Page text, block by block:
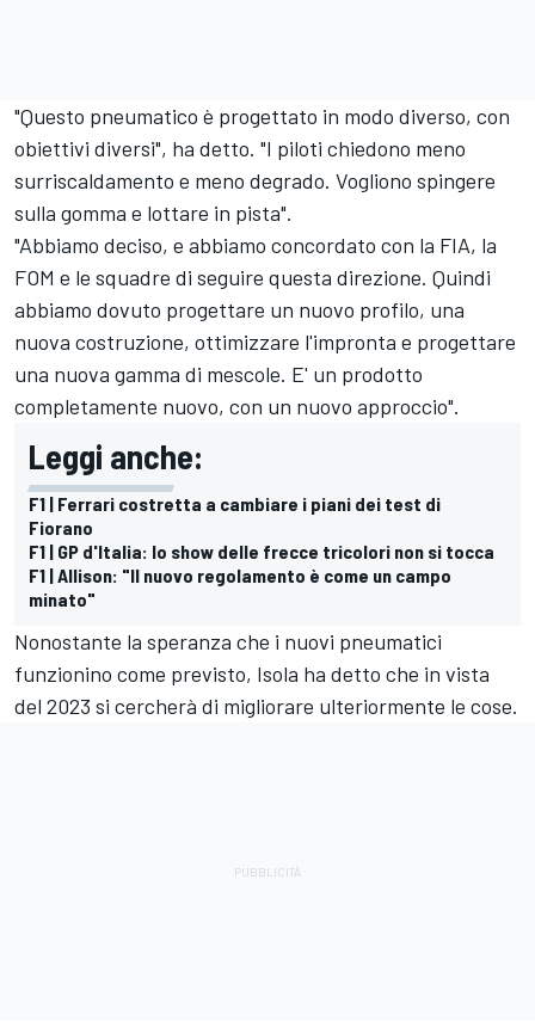
"Questo pneumatico è progettato in modo diverso, con
obiettivi diversi", ha detto. "I piloti chiedono meno
surriscaldamento e meno degrado. Vogliono spingere
sulla gomma e lottare in pista".
"Abbiamo deciso, e abbiamo concordato con la FIA, la
FOM e le squadre di seguire questa direzione. Quindi
abbiamo dovuto progettare un nuovo profilo, una
nuova costruzione, ottimizzare l'impronta e progettare
una nuova gamma di mescole. E' un prodotto
completamente nuovo, con un nuovo approccio".
Leggi anche:
F1 | Ferrari costretta a cambiare i piani dei test di
Fiorano
F1 | GP d'Italia: lo show delle frecce tricolori non si tocca
F1 | Allison: "Il nuovo regolamento è come un campo
minato"
Nonostante la speranza che i nuovi pneumatici
funzionino come previsto, Isola ha detto che in vista
del 2023 si cercherà di migliorare ulteriormente le cose.